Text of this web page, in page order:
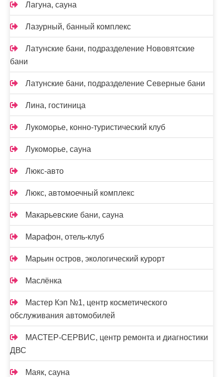
Лагуна, сауна
Лазурный, банный комплекс
Латунские бани, подразделение Нововятские
бани
Латунские бани, подразделение Северные бани
Лина, гостиница
Лукоморье, конно-туристический клуб
Лукоморье, сауна
Люкс-авто
Люкс, автомоечный комплекс
Макарьевские бани, сауна
Марафон, отель-клуб
Марьин остров, экологический курорт
Маслёнка
Мастер Кэп №1, центр косметического
обслуживания автомобилей
МАСТЕР-СЕРВИС, центр ремонта и диагностики
ДВС
Маяк, сауна